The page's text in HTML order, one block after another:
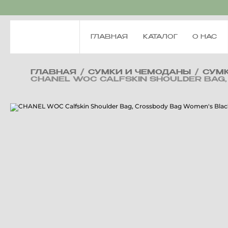
ГЛАВНАЯ КАТАЛОГ О НАС
ГЛАВНАЯ / СУМКИ И ЧЕМОДАНЫ /
CHANEL WOC CALFSKIN SHOULDER